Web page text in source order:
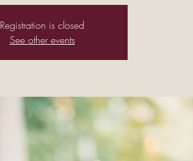
Registration is closed
See other events